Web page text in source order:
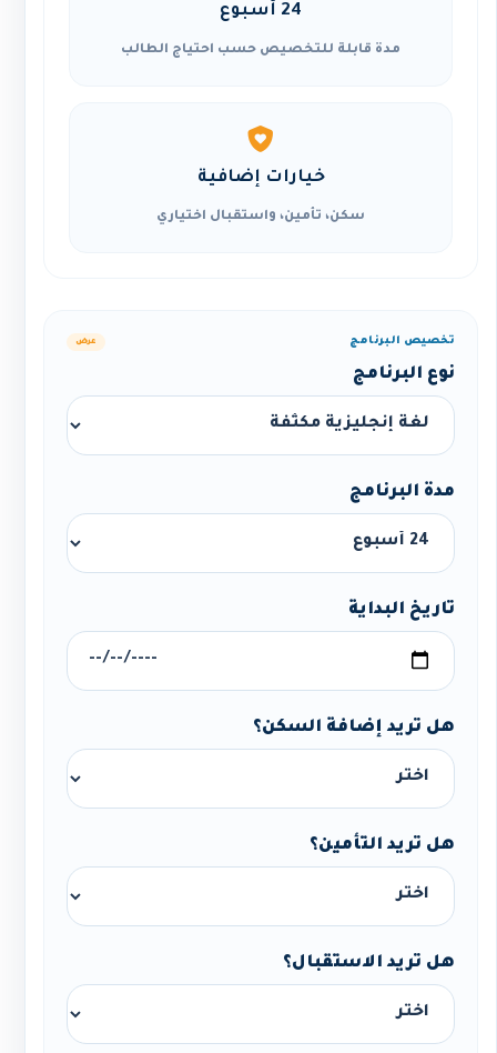
24 أسبوع
مدة قابلة للتخصيص حسب احتياج الطالب
خيارات إضافية
سكن، تأمين، واستقبال اختياري
تخصيص البرنامج عرض
نوع البرنامج
مدة البرنامج
تاريخ البداية
هل تريد إضافة السكن؟
هل تريد التأمين؟
هل تريد الاستقبال؟